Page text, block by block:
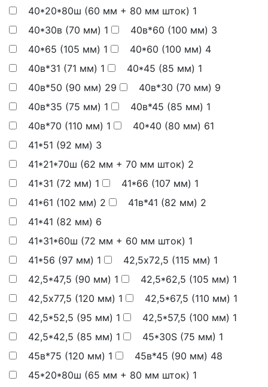
40*20*80ш (60 мм + 80 мм шток) 1
40*30в (70 мм) 1 40в*60 (100 мм) 3
40*65 (105 мм) 1 40*60 (100 мм) 4
40в*31 (71 мм) 1 40*45 (85 мм) 1
40в*50 (90 мм) 29 40в*30 (70 мм) 9
40в*35 (75 мм) 1 40в*45 (85 мм) 1
40в*70 (110 мм) 1 40*40 (80 мм) 61
41*51 (92 мм) 3
41*21*70ш (62 мм + 70 мм шток) 2
41*31 (72 мм) 1 41*66 (107 мм) 1
41*61 (102 мм) 2 41в*41 (82 мм) 2
41*41 (82 мм) 6
41*31*60ш (72 мм + 60 мм шток) 1
41*56 (97 мм) 1 42,5х72,5 (115 мм) 1
42,5*47,5 (90 мм) 1 42,5*62,5 (105 мм) 1
42,5х77,5 (120 мм) 1 42,5*67,5 (110 мм) 1
42,5*52,5 (95 мм) 1 42,5*57,5 (100 мм) 1
42,5*42,5 (85 мм) 1 45*30S (75 мм) 1
45в*75 (120 мм) 1 45в*45 (90 мм) 48
45*20*80ш (65 мм + 80 мм шток) 1